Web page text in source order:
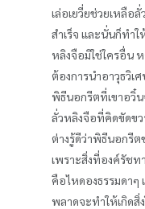
เล่อเยวี่ยช่วยเหลือ
สำเร็จ และนั่นก็ทำ
หลิงจือมิใช่ใครอื่น
ต้องการนำอาวุธวิเ
พิธีนอกรีตที่เขาอวิ๋น
ลั่วหลิงจือที่คิดขัดขว
ต่างรู้ดีว่าพิธีนอกรีต
เพราะสิ่งที่องค์รัชท
คือไหดองธรรมดา
พลาดจะทำให้เกิดสิ่